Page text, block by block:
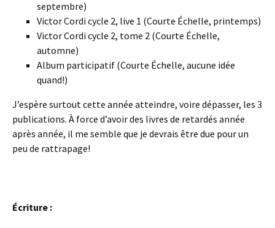
septembre)
Victor Cordi cycle 2, live 1 (Courte Échelle, printemps)
Victor Cordi cycle 2, tome 2 (Courte Échelle,
automne)
Album participatif (Courte Échelle, aucune idée
quand!)
J’espère surtout cette année atteindre, voire dépasser, les 3
publications. À force d’avoir des livres de retardés année
après année, il me semble que je devrais être due pour un
peu de rattrapage!
Écriture :